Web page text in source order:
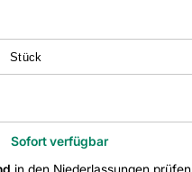
Sofort verfügbar
in den Niederlassungen prüfen